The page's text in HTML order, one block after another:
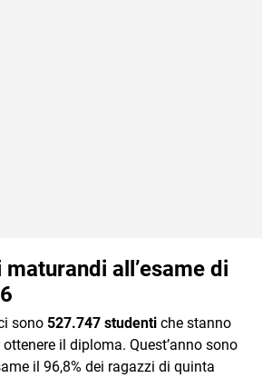
all’esame di
sono 527.747 studenti che stanno
il diploma. Quest’anno sono
il 96,8% dei ragazzi di quinta